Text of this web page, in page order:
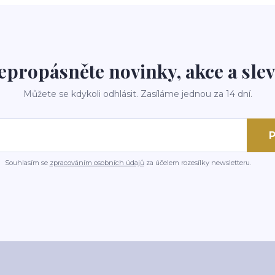
novinky, akce a
Můžete se kdykoli odhlásit. Zasíláme jednou za 14 dní.
Souhlasím se zpracováním osobních údajůza účelem rozesílky newsletteru.